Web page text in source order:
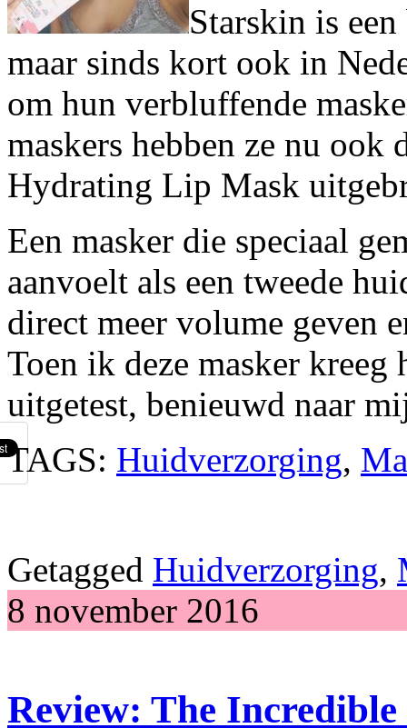
Starskin is
maar sinds kort ook in
om hun verbluffende
maskers hebben ze nu
Hydrating Lip Mask
Een masker die speciaal
aanvoelt als een tweede
direct meer volume geven
Toen ik deze masker
uitgetest, benieuwd naar
TAGS: Huidverzorging,
Getagged Huidverzorging,
8 november 2016
Review: The Incredible